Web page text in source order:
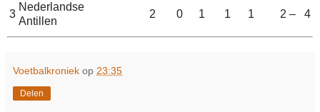
3
Nederlandse
Antillen
2 0 1 1 1 2 – 4
Voetbalkroniek op 23:35
Delen